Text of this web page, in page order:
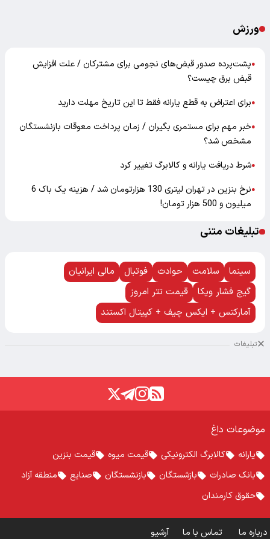
ورزش
●پشت‌پرده صدور قبض‌های نجومی برای مشترکان / علت افزایش
قبض برق چیست؟
●برای اعتراض به قطع یارانه فقط تا این تاریخ مهلت دارید
●خبر مهم برای مستمری بگیران / زمان پرداخت معوقات بازنشستگان
مشخص شد؟
●شرط دریافت یارانه و کالابرگ تغییر کرد
●
نرخ بنزین در تهران لیتری 130 هزارتومان شد / هزینه یک باک 6
میلیون و 500 هزار تومان!
تبلیغات متنی
سینما سلامت حوادث فوتبال
مالی ایرانیان
گیج فشار ویکا
قیمت تتر امروز
آمارکتس + ایکس چیف + کپیتال اکستند
تبلیغات
موضوعات داغ
یارانه کالابرگ الکترونیکی قیمت میوه
قیمت بنزین
بانک صادرات
بازشستگان بازنشستگان صنایع
منطقه آزاد
حقوق کارمندان
درباره ما تماس با ما آرشیو